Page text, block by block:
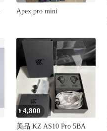
Apex pro mini
¥4,800
美品 KZ AS10 Pro 5BA